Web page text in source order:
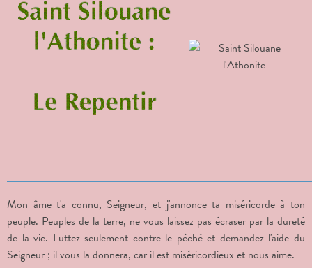
Mon âme t'a connu, Seigneur, et j'annonce ta miséricorde à ton
peuple. Peuples de la terre, ne vous laissez pas écraser par la dureté
de la vie. Luttez seulement contre le péché et demandez l'aide du
Seigneur ; il vous la donnera, car il est miséricordieux et nous aime.